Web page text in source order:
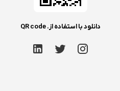
دانلود با استفاده از. QR code